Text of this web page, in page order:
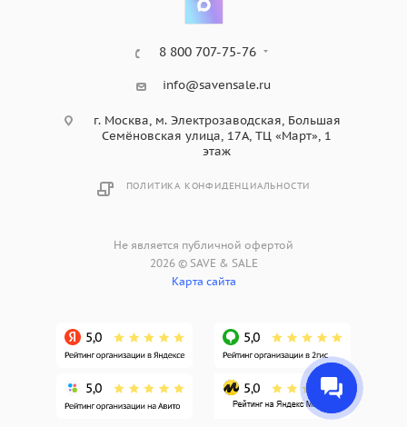
8 800 707-75-76
info@savensale.ru
г. Москва, м. Электрозаводская, Большая
Семёновская улица, 17А, ТЦ «Март», 1
этаж
ПОЛИТИКА КОНФИДЕНЦИАЛЬНОСТИ
Не является публичной офертой
2026 © SAVE & SALE
Карта сайта